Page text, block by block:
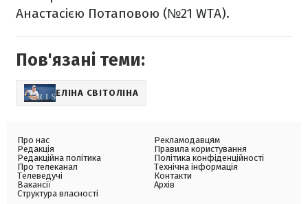
Анастасією Потаповою (№21 WTA).
Пов'язані теми:
ЕЛІНА СВІТОЛІНА
Про нас
Редакція
Редакційна політика
Про телеканал
Телеведучі
Вакансії
Структура власності
Рекламодавцям
Правила користування
Політика конфіденційності
Технічна інформація
Контакти
Архів